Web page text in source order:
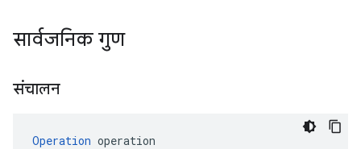
सार्वजनिक गुण
संचालन
Operation operation